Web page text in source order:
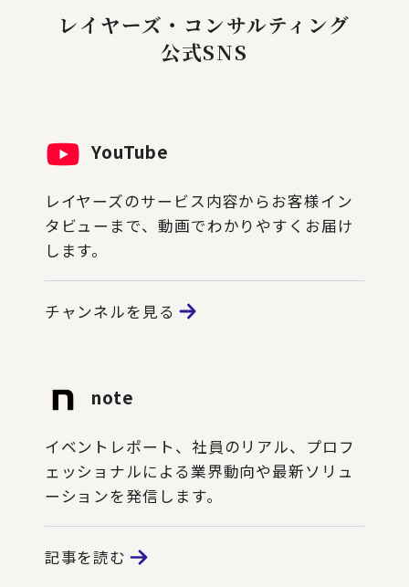
レイヤーズ・コンサルティング
公式SNS
YouTube
レイヤーズのサービス内容からお客様イン
タビューまで、動画でわかりやすくお届け
します。
チャンネルを見る
note
イベントレポート、社員のリアル、プロフ
ェッショナルによる業界動向や最新ソリュ
ーションを発信します。
記事を読む